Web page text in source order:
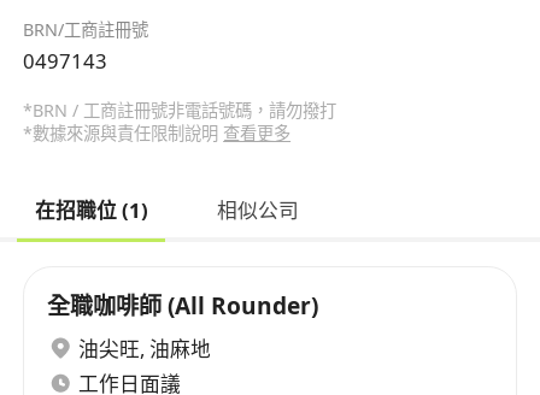
BRN/工商註冊號
0497143
*BRN / 工商註冊號非電話號碼，請勿撥打
*數據來源與責任限制說明 查看更多
在招職位 (1) 相似公司
全職咖啡師 (All Rounder)
油尖旺, 油麻地
工作日面議